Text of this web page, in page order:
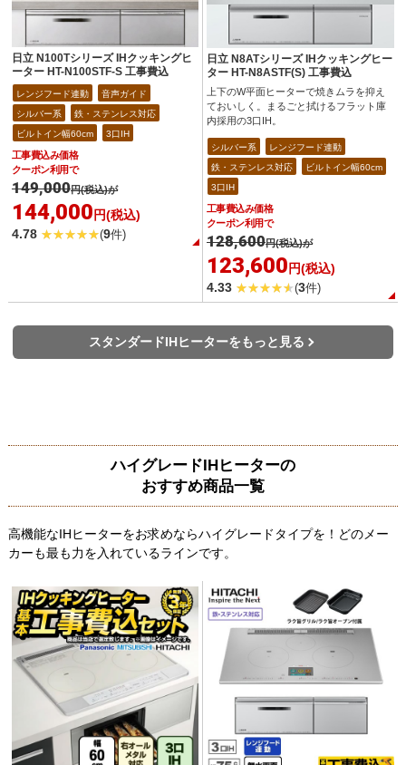
日立 N100Tシリーズ IHクッキングヒ
ーター HT-N100STF-S 工事費込
レンジフード連動
音声ガイド
シルバー系
鉄・ステンレス対応
ビルトイン幅60cm
3口IH
工事費込み価格
クーポン利用で
149,000円(税込)が
144,000 円(税込)
4.78
(9件)
日立 N8ATシリーズ IHクッキングヒー
ター HT-N8ASTF(S) 工事費込
上下のW平面ヒーターで焼きムラを抑え
ておいしく。まるごと拭けるフラット庫
内採用の3口IH。
シルバー系
レンジフード連動
鉄・ステンレス対応
ビルトイン幅60cm
3口IH
工事費込み価格
クーポン利用で
128,600円(税込)が
123,600 円(税込)
4.33
(3件)
スタンダードIHヒーターをもっと見る
ハイグレードIHヒーターの
おすすめ商品一覧
高機能なIHヒーターをお求めならハイグレードタイプを！どのメー
カーも最も力を入れているラインです。